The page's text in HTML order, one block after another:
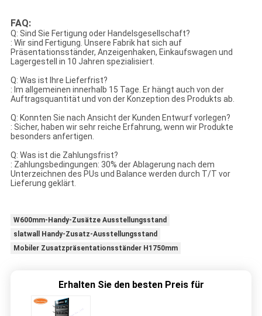
FAQ:
Q: Sind Sie Fertigung oder Handelsgesellschaft?
: Wir sind Fertigung. Unsere Fabrik hat sich auf
Präsentationsständer, Anzeigenhaken, Einkaufswagen und
Lagergestell in 10 Jahren spezialisiert.
Q: Was ist Ihre Lieferfrist?
: Im allgemeinen innerhalb 15 Tage. Er hängt auch von der
Auftragsquantität und von der Konzeption des Produkts ab.
Q: Konnten Sie nach Ansicht der Kunden Entwurf vorlegen?
: Sicher, haben wir sehr reiche Erfahrung, wenn wir Produkte
besonders anfertigen.
Q: Was ist die Zahlungsfrist?
: Zahlungsbedingungen: 30% der Ablagerung nach dem
Unterzeichnen des PUs und Balance werden durch T/T vor
Lieferung geklärt.
W600mm-Handy-Zusätze Ausstellungsstand
slatwall Handy-Zusatz-Ausstellungsstand
Mobiler Zusatzpräsentationsständer H1750mm
Erhalten Sie den besten Preis für